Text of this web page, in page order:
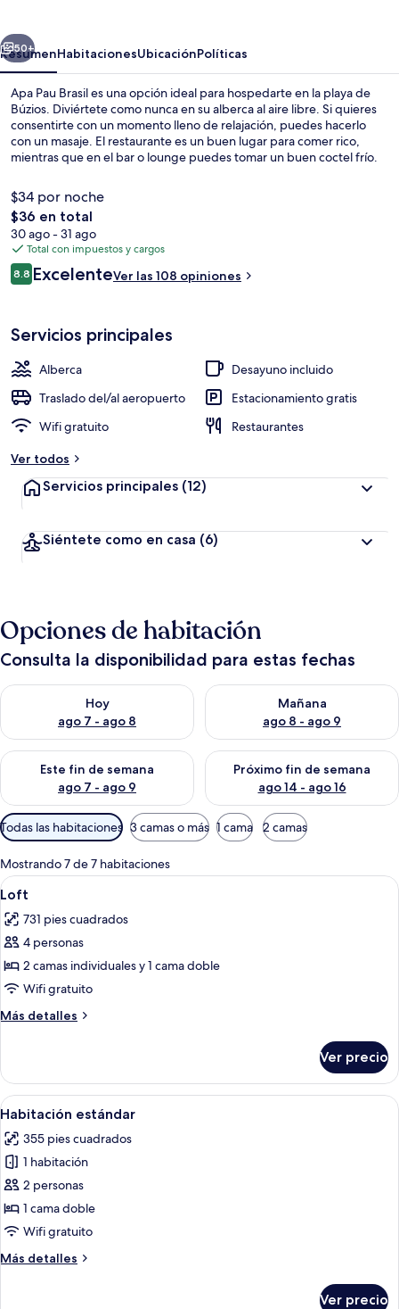
Siguiente
50+
ResumenHabitacionesUbicaciónPolíticas
Apa Pau Brasil es una opción ideal para hospedarte en la playa de
Búzios. Diviértete como nunca en su alberca al aire libre. Si quieres
consentirte con un momento lleno de relajación, puedes hacerlo
con un masaje. El restaurante es un buen lugar para comer rico,
mientras que en el bar o lounge puedes tomar un buen coctel frío.
su snack bar o deli y su terraza.
$34 por noche
El
precio
total
es
de
$36 en total
30 ago - 31 ago
Total con impuestos y cargos
Opiniones
8.88.8 de 10,
ExcelenteVer las 108 opiniones
Servicios principales
Alberca
Desayuno incluido
Traslado del/al aeropuerto
Estacionamiento gratis
Wifi gratuito
Restaurantes
Ver todos
Servicios principales (12)
Siéntete como en casa (6)
Opciones de habitación
Consulta la disponibilidad para estas fechas
Hoy
ago 7 - ago 8
Consulta la disponibilidad para hoy ago 7 - ago 8
Mañana
ago 8 - ago 9
Consulta la disponibilidad
Este fin de semana
ago 7 - ago 9
Consulta la disponibilidad para este fin de semana ago 7 -
Próximo fin de semana
ago 14 - ago 16
Consulta la disponibilidad
Filtros
disponibles
para
las
habitaciones
Todas las habitaciones 3 camas o más 1 cama 2 camas
Mostrando 7 de 7 habitaciones
Abrir
todas
las
fotos
de
Loft
Caja de seguridad en la habitación,
5
Loft
731 pies cuadrados
4 personas
2 camas individuales y 1 cama doble
Wifi gratuito
Más detalles
Más
Ver precio
Abrir
todas
las
fotos
de
Habitación
estándar
Un dormitorio con una cama, un
6
Habitación estándar
355 pies cuadrados
1 habitación
2 personas
1 cama doble
Wifi gratuito
Más detalles
Más
Ver precio